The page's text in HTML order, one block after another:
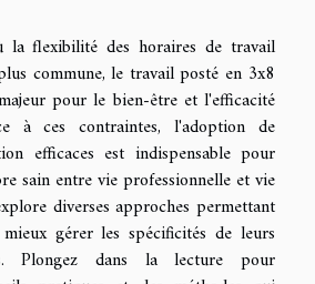
la flexibilité des horaires de travail
commune, le travail posté en 3x8
pour le bien-être et l'efficacité
à ces contraintes, l'adoption de
efficaces est indispensable pour
sain entre vie professionnelle et vie
diverses approches permettant
gérer les spécificités de leurs
Plongez dans la lecture pour